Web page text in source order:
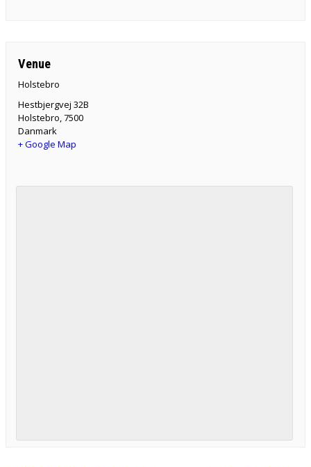
Venue
Holstebro
Hestbjergvej 32B
Holstebro,7500
Danmark
+ Google Map